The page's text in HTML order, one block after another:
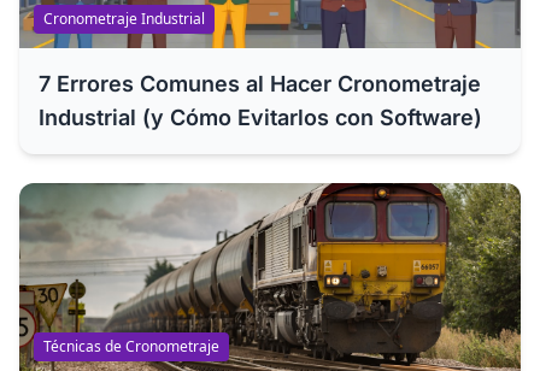
Cronometraje Industrial
7 Errores Comunes al Hacer Cronometraje
Industrial (y Cómo Evitarlos con Software)
Técnicas de Cronometraje